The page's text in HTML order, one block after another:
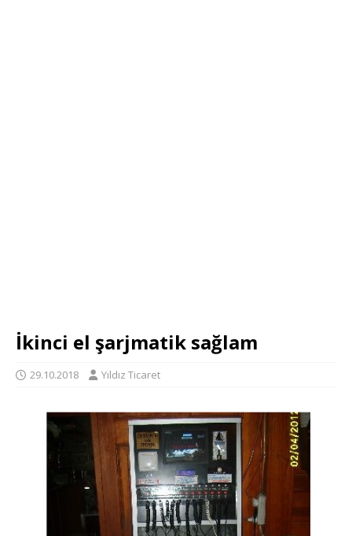
İkinci el şarjmatik sağlam
29.10.2018 Yıldız Ticaret